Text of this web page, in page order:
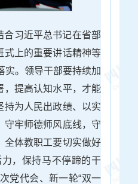
合习近平总书记在省部
式上的重要讲话精神等
实。领导干部要持续加
，提高认知水平，才能
持为人民出政绩、以实
守牢师德师风底线，守
全体教职工要切实做好
，保持马不停蹄的干
党代会、新一轮“双一